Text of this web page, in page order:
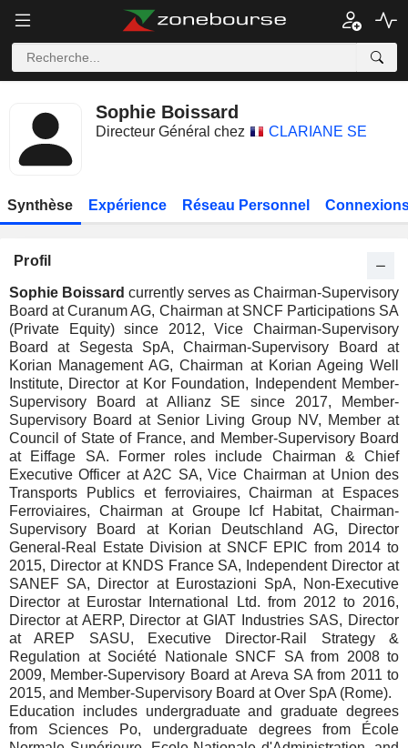
Sophie Boissard
Directeur Général chez CLARIANE SE
Synthèse Expérience Réseau Personnel
Profil
Sophie Boissard currently serves as Chairman-Supervisory
Board at Curanum AG, Chairman at SNCF Participations SA
(Private Equity) since 2012, Vice Chairman-Supervisory
Board at Segesta SpA, Chairman-Supervisory Board at
Korian Management AG, Chairman at Korian Ageing Well
Institute, Director at Kor Foundation, Independent Member-
Supervisory Board at Allianz SE since 2017, Member-
Supervisory Board at Senior Living Group NV, Member at
Council of State of France, and Member-Supervisory Board
at Eiffage SA. Former roles include Chairman & Chief
Executive Officer at A2C SA, Vice Chairman at Union des
Transports Publics et ferroviaires, Chairman at Espaces
Ferroviaires, Chairman at Groupe Icf Habitat, Chairman-
Supervisory Board at Korian Deutschland AG, Director
General-Real Estate Division at SNCF EPIC from 2014 to
2015, Director at KNDS France SA, Independent Director at
SANEF SA, Director at Eurostazioni SpA, Non-Executive
Director at Eurostar International Ltd. from 2012 to 2016,
Director at AERP, Director at GIAT Industries SAS, Director
at AREP SASU, Executive Director-Rail Strategy &
Regulation at Société Nationale SNCF SA from 2008 to
2009, Member-Supervisory Board at Areva SA from 2011 to
2015, and Member-Supervisory Board at Over SpA (Rome).
Education includes undergraduate and graduate degrees
from Sciences Po, undergraduate degrees from École